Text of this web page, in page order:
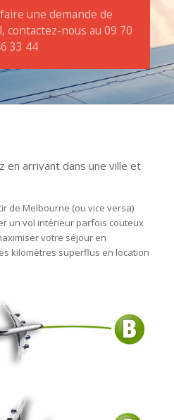
une demande de
contactez-nous au 09 70
33 44
en arrivant dans une ville et
de Melbourne (ou vice versa)
un vol intérieur parfois couteux
votre séjour en
kilomètres superflus en location